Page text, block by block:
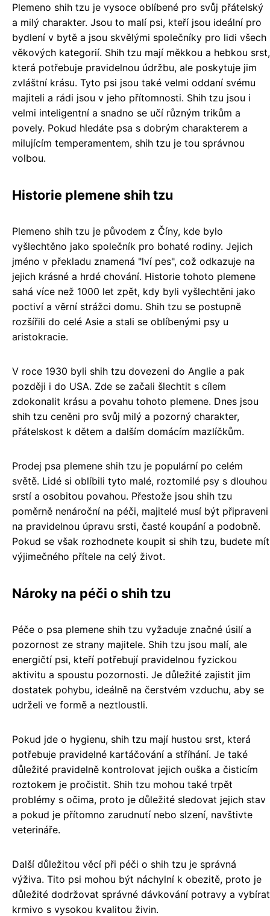
Plemeno shih tzu je vysoce oblíbené pro svůj přátelský
a milý charakter. Jsou to malí psi, kteří jsou ideální pro
bydlení v bytě a jsou skvělými společníky pro lidi všech
věkových kategorií. Shih tzu mají měkkou a hebkou srst,
která potřebuje pravidelnou údržbu, ale poskytuje jim
zvláštní krásu. Tyto psi jsou také velmi oddaní svému
majiteli a rádi jsou v jeho přítomnosti. Shih tzu jsou i
velmi inteligentní a snadno se učí různým trikům a
povely. Pokud hledáte psa s dobrým charakterem a
milujícím temperamentem, shih tzu je tou správnou
volbou.
Historie plemene shih tzu
Plemeno shih tzu je původem z Číny, kde bylo
vyšlechtěno jako společník pro bohaté rodiny. Jejich
jméno v překladu znamená "lví pes", což odkazuje na
jejich krásné a hrdé chování. Historie tohoto plemene
sahá více než 1000 let zpět, kdy byli vyšlechtěni jako
poctiví a věrní strážci domu. Shih tzu se postupně
rozšířili do celé Asie a stali se oblíbenými psy u
aristokracie.
V roce 1930 byli shih tzu dovezeni do Anglie a pak
později i do USA. Zde se začali šlechtit s cílem
zdokonalit krásu a povahu tohoto plemene. Dnes jsou
shih tzu ceněni pro svůj milý a pozorný charakter,
přátelskost k dětem a dalším domácím mazlíčkům.
Prodej psa plemene shih tzu je populární po celém
světě. Lidé si oblíbili tyto malé, roztomilé psy s dlouhou
srstí a osobitou povahou. Přestože jsou shih tzu
poměrně nenároční na péči, majitelé musí být připraveni
na pravidelnou úpravu srsti, časté koupání a podobně.
Pokud se však rozhodnete koupit si shih tzu, budete mít
výjimečného přítele na celý život.
Nároky na péči o shih tzu
Péče o psa plemene shih tzu vyžaduje značné úsilí a
pozornost ze strany majitele. Shih tzu jsou malí, ale
energičtí psi, kteří potřebují pravidelnou fyzickou
aktivitu a spoustu pozornosti. Je důležité zajistit jim
dostatek pohybu, ideálně na čerstvém vzduchu, aby se
udrželi ve formě a neztloustli.
Pokud jde o hygienu, shih tzu mají hustou srst, která
potřebuje pravidelné kartáčování a stříhání. Je také
důležité pravidelně kontrolovat jejich ouška a čisticím
roztokem je pročistit. Shih tzu mohou také trpět
problémy s očima, proto je důležité sledovat jejich stav
a pokud je přítomno zarudnutí nebo slzení, navštivte
veterináře.
Další důležitou věcí při péči o shih tzu je správná
výživa. Tito psi mohou být náchylní k obezitě, proto je
důležité dodržovat správné dávkování potravy a vybírat
krmivo s vysokou kvalitou živin.